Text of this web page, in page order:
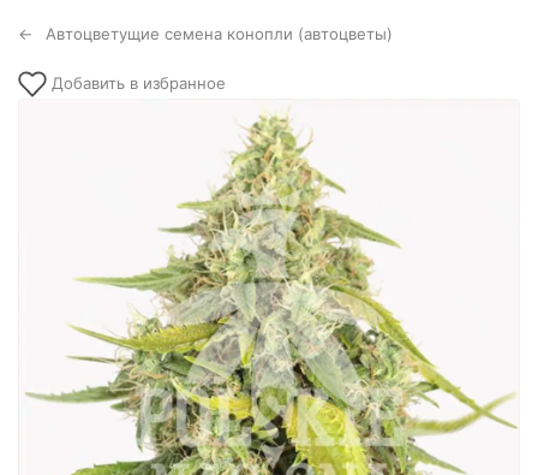
Автоцветущие семена конопли (автоцветы)
Добавить в избранное